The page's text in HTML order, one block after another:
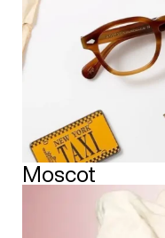
Moscot